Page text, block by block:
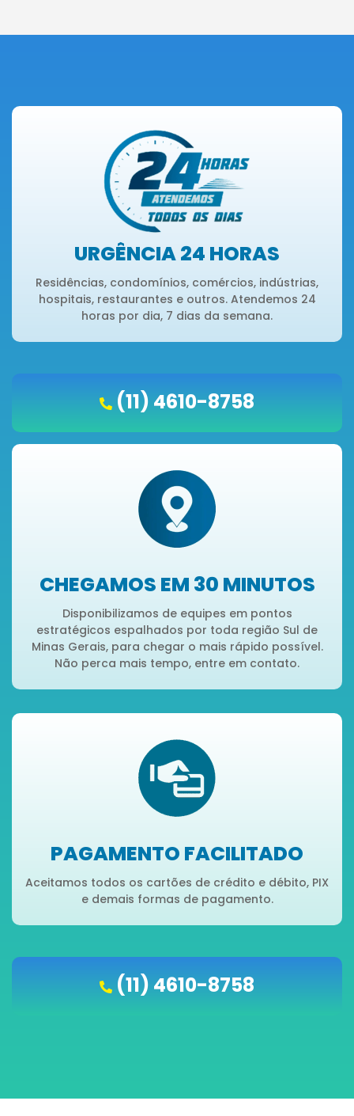
URGÊNCIA 24 HORAS
Residências, condomínios, comércios, indústrias,
hospitais, restaurantes e outros. Atendemos 24
horas por dia, 7 dias da semana.
(11) 4610-8758
CHEGAMOS EM 30 MINUTOS
Disponibilizamos de equipes em pontos
estratégicos espalhados por toda região Sul de
Minas Gerais, para chegar o mais rápido possível.
Não perca mais tempo, entre em contato.
PAGAMENTO FACILITADO
Aceitamos todos os cartões de crédito e débito, PIX
e demais formas de pagamento.
(11) 4610-8758